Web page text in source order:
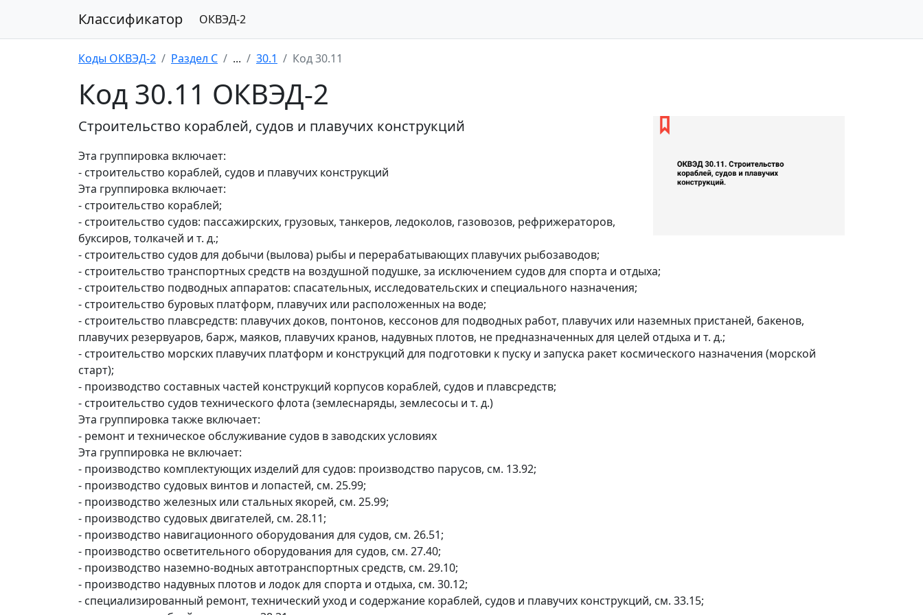
Классификатор ОКВЭД-2
Коды ОКВЭД-2 Раздел C ... 30.1 Код 30.11
Код 30.11 ОКВЭД-2
Строительство кораблей, судов и плавучих конструкций
Эта группировка включает:
- строительство кораблей, судов и плавучих конструкций
Эта группировка включает:
- строительство кораблей;
- строительство судов: пассажирских, грузовых, танкеров, ледоколов, газовозов, рефрижераторов,
буксиров, толкачей и т. д.;
- строительство судов для добычи (вылова) рыбы и перерабатывающих плавучих рыбозаводов;
- строительство транспортных средств на воздушной подушке, за исключением судов для спорта и отдыха;
- строительство подводных аппаратов: спасательных, исследовательских и специального назначения;
- строительство буровых платформ, плавучих или расположенных на воде;
- строительство плавсредств: плавучих доков, понтонов, кессонов для подводных работ, плавучих или наземных пристаней, бакенов,
плавучих резервуаров, барж, маяков, плавучих кранов, надувных плотов, не предназначенных для целей отдыха и т. д.;
- строительство морских плавучих платформ и конструкций для подготовки к пуску и запуска ракет космического назначения (морской
старт);
- производство составных частей конструкций корпусов кораблей, судов и плавсредств;
- строительство судов технического флота (землеснаряды, землесосы и т. д.)
Эта группировка также включает:
- ремонт и техническое обслуживание судов в заводских условиях
Эта группировка не включает:
- производство комплектующих изделий для судов: производство парусов, см. 13.92;
- производство судовых винтов и лопастей, см. 25.99;
- производство железных или стальных якорей, см. 25.99;
- производство судовых двигателей, см. 28.11;
- производство навигационного оборудования для судов, см. 26.51;
- производство осветительного оборудования для судов, см. 27.40;
- производство наземно-водных автотранспортных средств, см. 29.10;
- производство надувных плотов и лодок для спорта и отдыха, см. 30.12;
- специализированный ремонт, технический уход и содержание кораблей, судов и плавучих конструкций, см. 33.15;